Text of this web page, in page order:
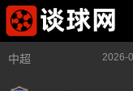
中超 2026-